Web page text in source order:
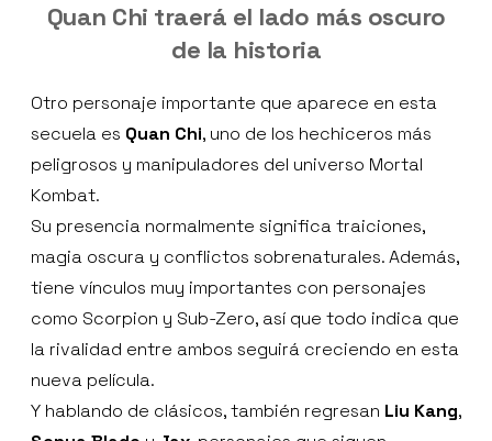
Quan Chi traerá el lado más oscuro
de la historia
Otro personaje importante que aparece en esta
secuela es Quan Chi, uno de los hechiceros más
peligrosos y manipuladores del universo Mortal
Kombat.
Su presencia normalmente significa traiciones,
magia oscura y conflictos sobrenaturales. Además,
tiene vínculos muy importantes con personajes
como Scorpion y Sub-Zero, así que todo indica que
la rivalidad entre ambos seguirá creciendo en esta
nueva película.
Y hablando de clásicos, también regresan Liu Kang,